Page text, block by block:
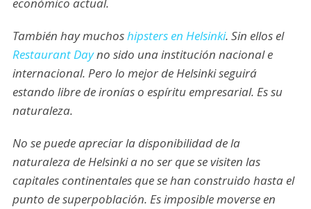
económico actual.
También hay muchoshipsters en Helsinki. Sin ellos el
Restaurant Dayno sido una institución nacional e
internacional. Pero lo mejor de Helsinki seguirá
estando libre de ironías o espíritu empresarial. Es su
naturaleza.
No se puede apreciar la disponibilidad de la
naturaleza de Helsinki a no ser que se visiten las
capitales continentales que se han construido hasta el
punto de superpoblación. Es imposible moverse en